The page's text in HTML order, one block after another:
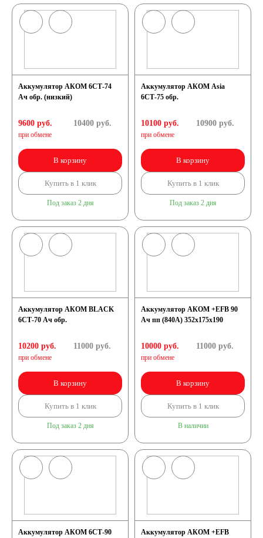
Аккумулятор АКОМ 6СТ-74
Ач обр. (низкий)
9600 руб.
при обмене
10400руб.
В корзину
Купить в 1 клик
Под заказ 2 дня
Аккумулятор АКОМ Asia
6СТ-75 обр.
10100 руб.
при обмене
10900руб.
В корзину
Купить в 1 клик
Под заказ 2 дня
Аккумулятор АКОМ BLACK
6СТ-70 Ач обр.
10200 руб.
при обмене
11000руб.
В корзину
Купить в 1 клик
Под заказ 2 дня
Аккумулятор АКОМ +EFB 90
Ач пп (840А) 352х175х190
10000 руб.
при обмене
11000руб.
В корзину
Купить в 1 клик
В наличии
Аккумулятор АКОМ 6СТ-90
Аккумулятор АКОМ +EFB